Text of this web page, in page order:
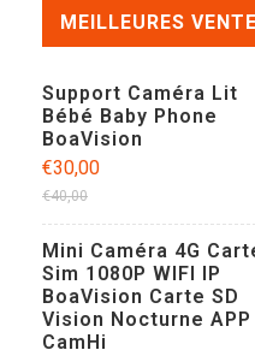
MEILLEURES
Support Caméra Lit
Bébé Baby Phone
BoaVision
€30,00
€40,00
Mini Caméra 4G
Sim 1080P WIFI IP
BoaVision Carte SD
Vision Nocturne APP
CamHi